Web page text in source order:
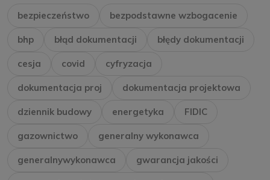
bezpieczeństwo bezpodstawne wzbogacenie
bhp błąd dokumentacji błędy dokumentacji
cesja covid cyfryzacja
dokumentacja proj dokumentacja projektowa
dziennik budowy energetyka FIDIC
gazownictwo generalny wykonawca
generalnywykonawca gwarancja jakości